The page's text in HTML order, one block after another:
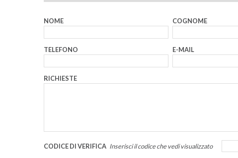
NOME COGNOME
TELEFONO E-MAIL
RICHIESTE
CODICE DI VERIFICA Inserisci il codice che vedi visualizzato